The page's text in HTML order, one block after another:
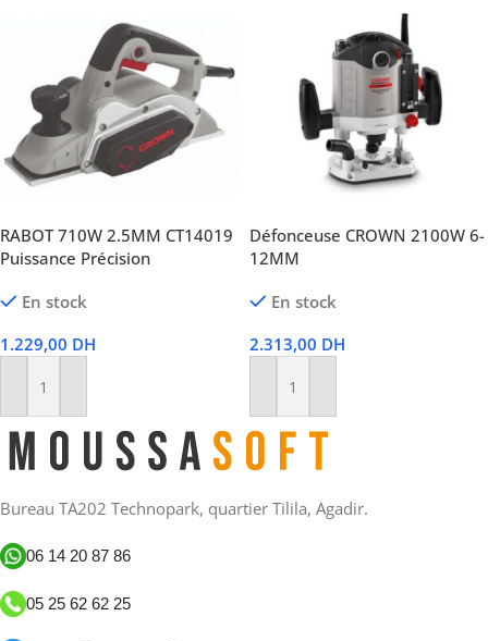
RABOT 710W 2.5MM CT14019
Puissance Précision
En stock
1.229,00 DH
Ajouter Au Panier
Défonceuse CROWN 2100W 6-
12MM
En stock
2.313,00 DH
Ajouter Au Panier
Bureau TA202 Technopark, quartier Tilila, Agadir.
06 14 20 87 86
05 25 62 62 25